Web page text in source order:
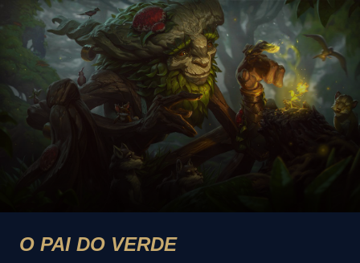
O PAI DO VERDE